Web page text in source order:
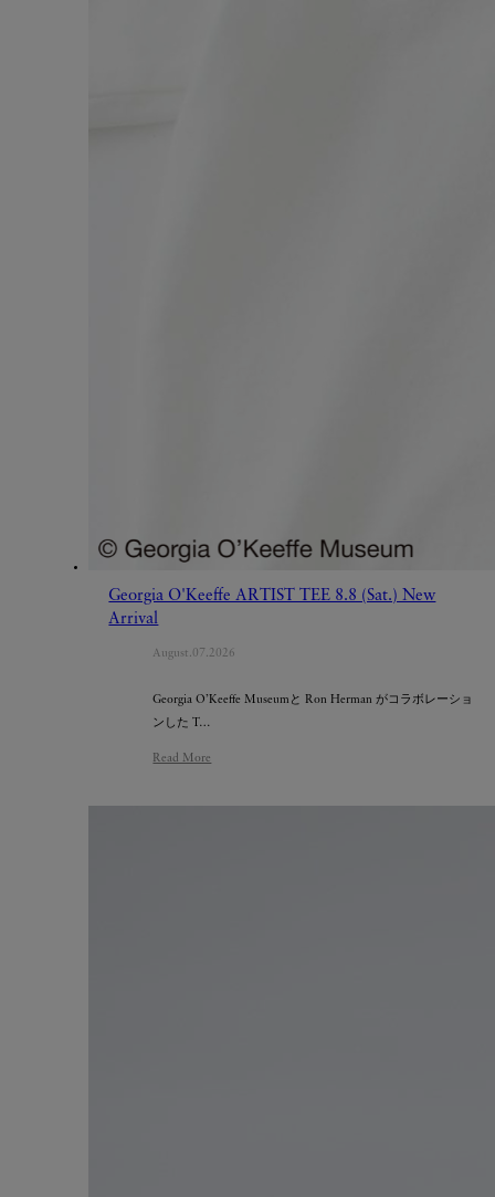
Georgia O'Keeffe ARTIST TEE 8.8 (Sat.) New
Arrival
August.07.2026
Georgia O’Keeffe Museumと Ron Herman がコラボレーショ
ンした T…
Read More